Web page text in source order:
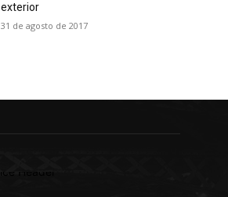
exterior
31 de agosto de 2017